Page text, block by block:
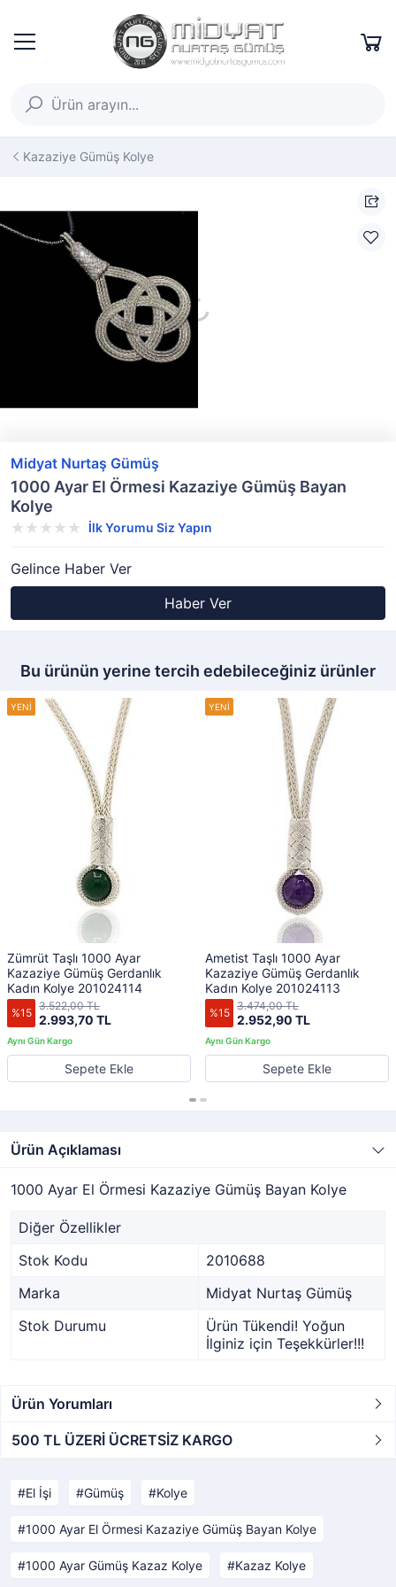
Kazaziye Gümüş Kolye
Midyat Nurtaş Gümüş
1000 Ayar El Örmesi Kazaziye Gümüş Bayan
Kolye
İlk Yorumu Siz Yapın
Gelince Haber Ver
Haber Ver
Bu ürünün yerine tercih edebileceğiniz ürünler
Zümrüt Taşlı 1000 Ayar
Kazaziye Gümüş Gerdanlık
Kadın Kolye 201024114
%15 2.993,70 TL
3.522,00 TL
Sepete Ekle
Ametist Taşlı 1000 Ayar
Kazaziye Gümüş Gerdanlık
Kadın Kolye 201024113
%15 2.952,90 TL
3.474,00 TL
Sepete Ekle
Ürün Açıklaması
1000 Ayar El Örmesi Kazaziye Gümüş Bayan Kolye
Diğer Özellikler
Stok Kodu
2010688
Marka
Midyat Nurtaş Gümüş
Stok Durumu
Ürün Tükendi! Yoğun
İlginiz için Teşekkürler!!!
Ürün Yorumları
500 TL ÜZERİ ÜCRETSİZ KARGO
El İşi Gümüş Kolye
1000 Ayar El Örmesi Kazaziye Gümüş Bayan Kolye
1000 Ayar Gümüş Kazaz Kolye Kazaz Kolye